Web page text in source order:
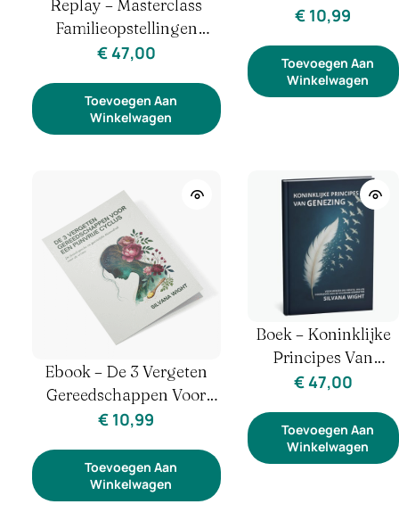
Replay – Masterclass
Familieopstellingen
Ontmaskerd
€47,00
Toevoegen Aan
Winkelwagen
Spreekrecht | Herstel
€ 10,99
Toevoegen Aan
Winkelwagen
Ebook – De 3 Vergeten
Gereedschappen Voor
Een Pijnvrije Cyclus |
€ 10,99
Toevoegen Aan
Winkelwagen
Boek – Koninklijke
Principes Van
Genezing (2de Druk)
€47,00
Toevoegen Aan
Winkelwagen